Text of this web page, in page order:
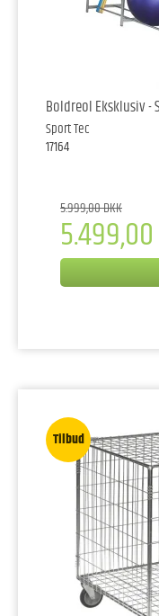
Boldreol Eksklusiv
Sport Tec
17164
5.999,00 DKK
Tilbud